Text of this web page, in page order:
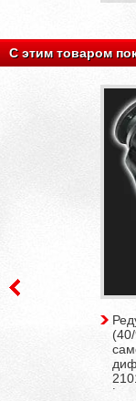
С этим товаром